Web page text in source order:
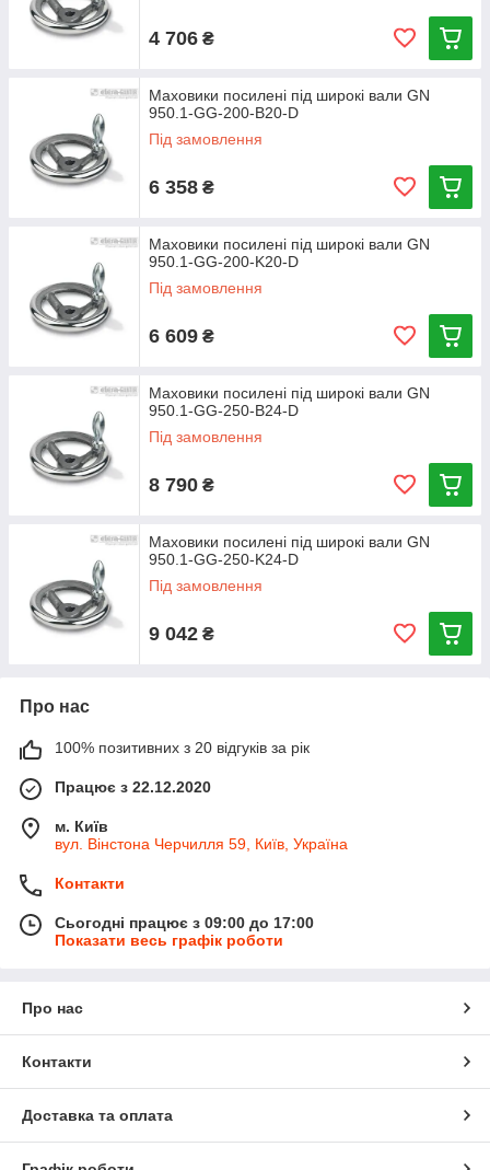
4 706 ₴
Маховики посилені під широкі вали GN
950.1-GG-200-B20-D
Під замовлення
6 358 ₴
Маховики посилені під широкі вали GN
950.1-GG-200-K20-D
Під замовлення
6 609 ₴
Маховики посилені під широкі вали GN
950.1-GG-250-B24-D
Під замовлення
8 790 ₴
Маховики посилені під широкі вали GN
950.1-GG-250-K24-D
Під замовлення
9 042 ₴
Про нас
100% позитивних з 20 відгуків за рік
Працює з 22.12.2020
м. Київ
вул. Вінстона Черчилля 59, Київ, Україна
Контакти
Сьогодні працює з 09:00 до 17:00
Показати весь графік роботи
Про нас
Контакти
Доставка та оплата